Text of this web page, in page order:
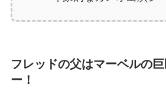
フレッドの父はマーベルの
ー！